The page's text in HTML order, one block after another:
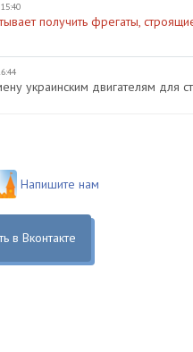
получить фрегаты,
украинским двигателям для
Напишите нам
в Вконтакте